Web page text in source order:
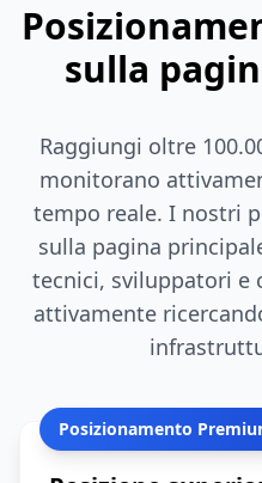
sulla
Raggiungi oltre
monitorano
tempo reale. I nostri
sulla pagina
tecnici, sviluppatori e
attivamente
Posizionamento